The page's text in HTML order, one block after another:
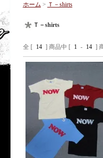
ホーム > Ｔ－shirts
Ｔ－shirts
全 [ 14 ] 商品中 [ 1 - 14 ]